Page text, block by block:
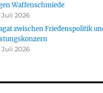
Waffenschmiede
Juli 2026
zwischen Friedenspolitik
Juli 2026